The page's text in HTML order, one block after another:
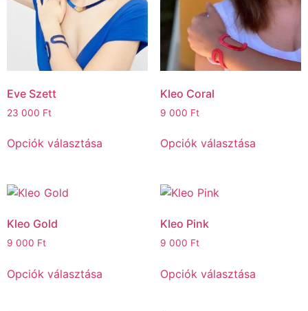
Eve Szett
23 000 Ft
Opciók választása
Kleo Coral
9 000 Ft
Opciók választása
Kleo Gold
9 000 Ft
Opciók választása
Kleo Pink
9 000 Ft
Opciók választása